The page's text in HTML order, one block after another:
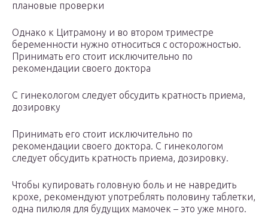
плановые проверки
Однако к Цитрамону и во втором триместре
беременности нужно относиться с осторожностью.
Принимать его стоит исключительно по
рекомендации своего доктора
С гинекологом следует обсудить кратность приема,
дозировку
Принимать его стоит исключительно по
рекомендации своего доктора. С гинекологом
следует обсудить кратность приема, дозировку.
Чтобы купировать головную боль и не навредить
крохе, рекомендуют употреблять половину таблетки,
одна пилюля для будущих мамочек – это уже много.